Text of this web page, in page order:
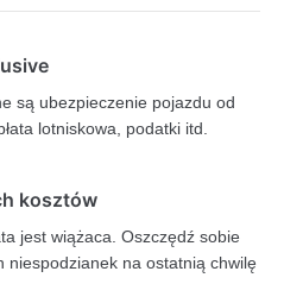
są ubezpieczenie pojazdu od
lotniskowa, podatki itd.
kosztów
jest wiążaca. Oszczędź sobie
niespodzianek na ostatnią chwilę